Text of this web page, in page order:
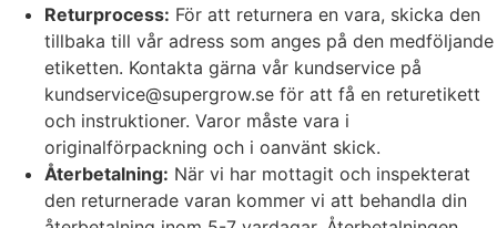
Returprocess: För att returnera en vara, skicka den
tillbaka till vår adress som anges på den medföljande
etiketten. Kontakta gärna vår kundservice på
kundservice@supergrow.se för att få en returetikett
och instruktioner. Varor måste vara i
originalförpackning och i oanvänt skick.
Återbetalning: När vi har mottagit och inspekterat
den returnerade varan kommer vi att behandla din